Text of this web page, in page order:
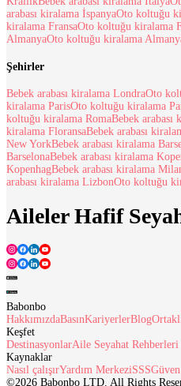
arabası kiralama İspanyaOto koltuğu
kiralama FransaOto koltuğu kiralama
AlmanyaOto koltuğu kiralama
Şehirler
Bebek arabası kiralama LondraOto
kiralama ParisOto koltuğu kiralama
koltuğu kiralama RomaBebek arabası
kiralama FloransaBebek arabası
New YorkBebek arabası kiralama
BarselonaBebek arabası kiralama
KopenhagBebek arabası kiralama
arabası kiralama LizbonOto koltuğu
Aileler Hafif
Babonbo
HakkımızdaBasınKariyerlerBlog
Keşfet
DestinasyonlarAile Seyahat Rehberleri
Kaynaklar
Nasıl çalışırYardım MerkeziSSS
©2026 Babonbo LTD. All Rights